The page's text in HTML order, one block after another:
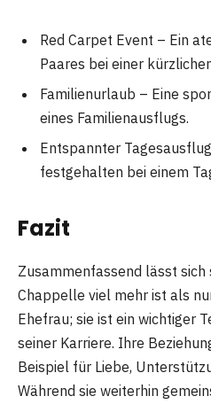
Red Carpet Event – ​​Ein
Paares bei einer
Familienurlaub – Eine
eines Familienausflugs.
Entspannter
festgehalten bei einem
Fazit
Zusammenfassend lässt sich
Chappelle viel mehr ist als
Ehefrau; sie ist ein wichtiger
seiner Karriere. Ihre
Beispiel für Liebe,
Während sie weiterhin